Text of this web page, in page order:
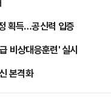
획득…공신력 입증
비상대응훈련' 실시
본격화